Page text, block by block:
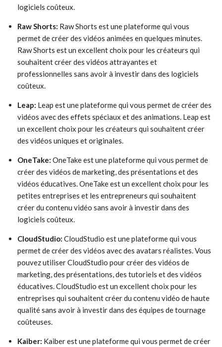
logiciels coûteux.
Raw Shorts: Raw Shorts est une plateforme qui vous
permet de créer des vidéos animées en quelques minutes.
Raw Shorts est un excellent choix pour les créateurs qui
souhaitent créer des vidéos attrayantes et
professionnelles sans avoir à investir dans des logiciels
coûteux.
Leap: Leap est une plateforme qui vous permet de créer des
vidéos avec des effets spéciaux et des animations. Leap est
un excellent choix pour les créateurs qui souhaitent créer
des vidéos uniques et originales.
OneTake: OneTake est une plateforme qui vous permet de
créer des vidéos de marketing, des présentations et des
vidéos éducatives. OneTake est un excellent choix pour les
petites entreprises et les entrepreneurs qui souhaitent
créer du contenu vidéo sans avoir à investir dans des
logiciels coûteux.
CloudStudio: CloudStudio est une plateforme qui vous
permet de créer des vidéos avec des avatars réalistes. Vous
pouvez utiliser CloudStudio pour créer des vidéos de
marketing, des présentations, des tutoriels et des vidéos
éducatives. CloudStudio est un excellent choix pour les
entreprises qui souhaitent créer du contenu vidéo de haute
qualité sans avoir à investir dans des équipes de tournage
coûteuses.
Kaiber: Kaiber est une plateforme qui vous permet de créer